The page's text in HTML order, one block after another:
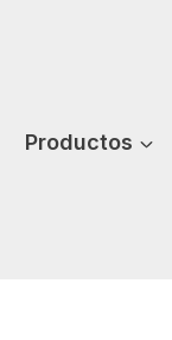
Productos